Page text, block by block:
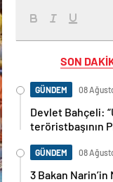
SON
GÜNDEM 08
Devlet Bahçeli:
teröristbaşının
GÜNDEM 08
3 Bakan Narin’in